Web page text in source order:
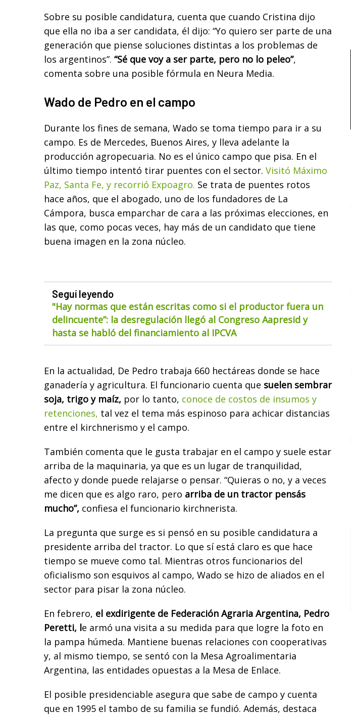
Sobre su posible candidatura, cuenta que cuando Cristina dijo
que ella no iba a ser candidata, él dijo: “Yo quiero ser parte de una
generación que piense soluciones distintas a los problemas de
los argentinos”. “Sé que voy a ser parte, pero no lo peleo”,
comenta sobre una posible fórmula en Neura Media.
Wado de Pedro en el campo
Durante los fines de semana, Wado se toma tiempo para ir a su
campo. Es de Mercedes, Buenos Aires, y lleva adelante la
producción agropecuaria. No es el único campo que pisa. En el
último tiempo intentó tirar puentes con el sector. Visitó Máximo
Paz, Santa Fe, y recorrió Expoagro. Se trata de puentes rotos
hace años, que el abogado, uno de los fundadores de La
Cámpora, busca emparchar de cara a las próximas elecciones, en
las que, como pocas veces, hay más de un candidato que tiene
buena imagen en la zona núcleo.
Seguí leyendo
"Hay normas que están escritas como si el productor fuera un
delincuente”: la desregulación llegó al Congreso Aapresid y
hasta se habló del financiamiento al IPCVA
En la actualidad, De Pedro trabaja 660 hectáreas donde se hace
ganadería y agricultura. El funcionario cuenta que suelen sembrar
soja, trigo y maíz, por lo tanto, conoce de costos de insumos y
retenciones, tal vez el tema más espinoso para achicar distancias
entre el kirchnerismo y el campo.
También comenta que le gusta trabajar en el campo y suele estar
arriba de la maquinaria, ya que es un lugar de tranquilidad,
afecto y donde puede relajarse o pensar. “Quieras o no, y a veces
me dicen que es algo raro, pero arriba de un tractor pensás
mucho”, confiesa el funcionario kirchnerista.
La pregunta que surge es si pensó en su posible candidatura a
presidente arriba del tractor. Lo que sí está claro es que hace
tiempo se mueve como tal. Mientras otros funcionarios del
oficialismo son esquivos al campo, Wado se hizo de aliados en el
sector para pisar la zona núcleo.
En febrero, el exdirigente de Federación Agraria Argentina, Pedro
Peretti, le armó una visita a su medida para que logre la foto en
la pampa húmeda. Mantiene buenas relaciones con cooperativas
y, al mismo tiempo, se sentó con la Mesa Agroalimentaria
Argentina, las entidades opuestas a la Mesa de Enlace.
El posible presidenciable asegura que sabe de campo y cuenta
que en 1995 el tambo de su familia se fundió. Además, destaca